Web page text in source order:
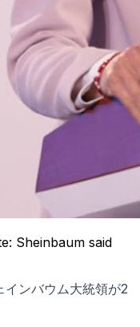
Sheinbaum said
インバウム大統領が2